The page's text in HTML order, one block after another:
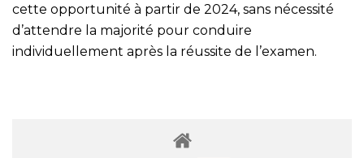
cette opportunité à partir de 2024, sans nécessité
d’attendre la majorité pour conduire
individuellement après la réussite de l’examen.